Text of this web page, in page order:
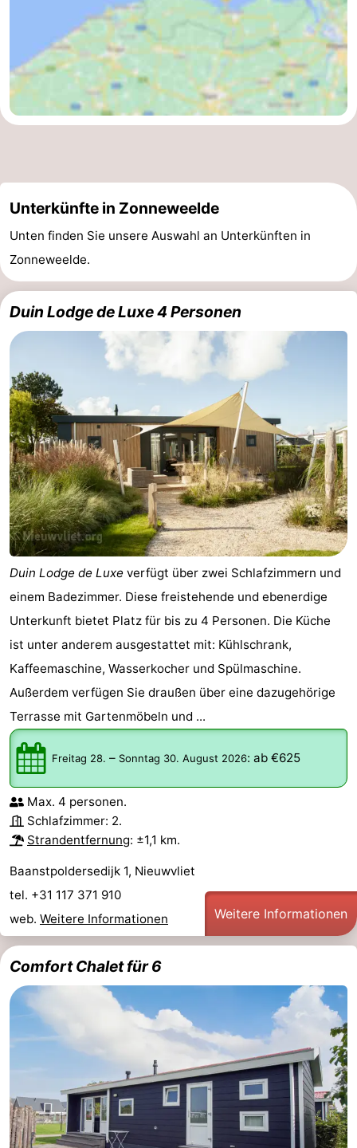
Unterkünfte in Zonneweelde
Unten finden Sie unsere Auswahl an Unterkünften in
Zonneweelde.
Duin Lodge de Luxe 4 Personen
Duin Lodge de Luxe verfügt über zwei Schlafzimmern und
einem Badezimmer. Diese freistehende und ebenerdige
Unterkunft bietet Platz für bis zu 4 Personen. Die Küche
ist unter anderem ausgestattet mit: Kühlschrank,
Kaffeemaschine, Wasserkocher und Spülmaschine.
Außerdem verfügen Sie draußen über eine dazugehörige
Terrasse mit Gartenmöbeln und ...
Freitag 28. – Sonntag 30. August 2026: ab €625
Max. 4 personen.
Schlafzimmer: 2.
Strandentfernung: ±1,1 km.
Baanstpoldersedijk 1, Nieuwvliet
tel. +31 117 371 910
web. Weitere Informationen Weitere Informationen
Comfort Chalet für 6